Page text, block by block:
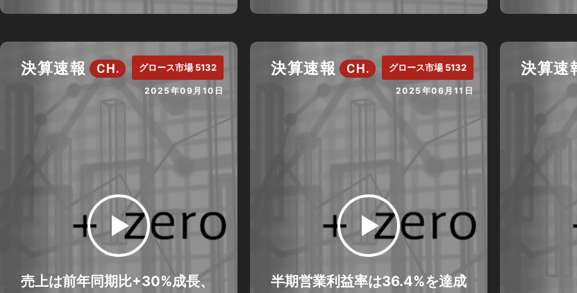
決算速報 CH. グロース市場 5132
2025年09月10日
売上は前年同期比+30%成長、
決算速報 CH. グロース市場 5132
2025年06月11日
半期営業利益率は36.4%を達成
決算速